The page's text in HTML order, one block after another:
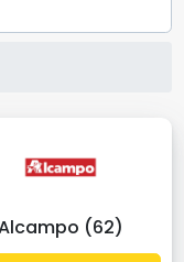
(62)